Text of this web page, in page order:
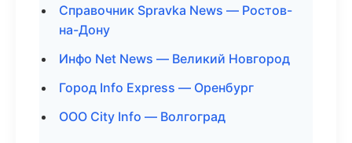
Справочник Spravka News — Ростов-
на-Дону
Инфо Net News — Великий Новгород
Город Info Express — Оренбург
ООО City Info — Волгоград